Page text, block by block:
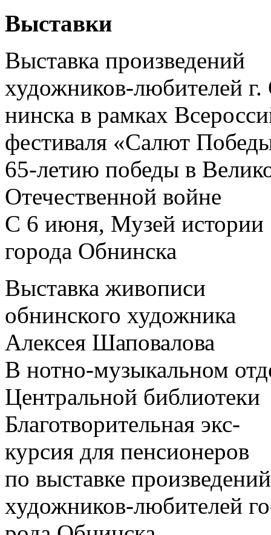
Выставки
Выставка произведений
художников-любителей
нинска в рамках
фестиваля «Салют
65-летию победы в
Отечественной войне
С 6 июня, Музей истории
города Обнинска
Выставка живописи
обнинского художника
Алексея Шаповалова
В нотно-музыкальном
Центральной библиотеки
Благотворительная экс-
курсия для пенсионеров
по выставке произведений
художников-любителей